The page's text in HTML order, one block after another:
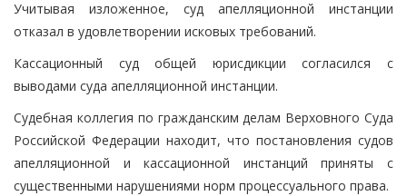
Учитывая изложенное, суд апелляционной инстанции
отказал в удовлетворении исковых требований.
Кассационный суд общей юрисдикции согласился с
выводами суда апелляционной инстанции.
Судебная коллегия по гражданским делам Верховного Суда
Российской Федерации находит, что постановления судов
апелляционной и кассационной инстанций приняты с
существенными нарушениями норм процессуального права.